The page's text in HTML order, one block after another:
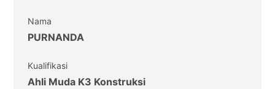
Nama
PURNANDA
Kualifikasi
Ahli Muda K3 Konstruksi